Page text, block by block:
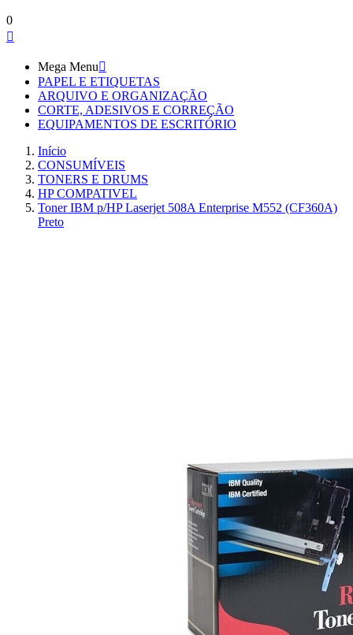
0

Mega Menu
PAPEL E ETIQUETAS
ARQUIVO E ORGANIZAÇÃO
CORTE, ADESIVOS E CORREÇÃO
EQUIPAMENTOS DE ESCRITÓRIO
Início
CONSUMÍVEIS
TONERS E DRUMS
HP COMPATIVEL
Toner IBM p/HP Laserjet 508A Enterprise M552 (CF360A)
Preto